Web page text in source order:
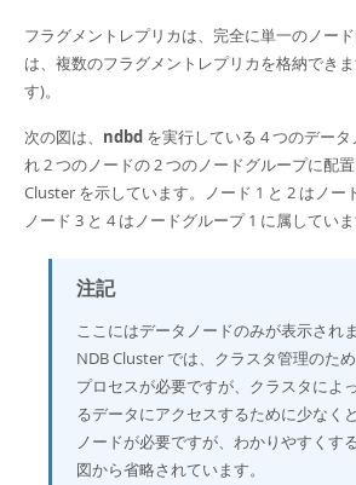
フラグメントレプリカは、完全に単一のノー
は、複数のフラグメントレプリカを格納でき
す)。
次の図は、 ndbd を実行している 4 つのデー
れ 2 つのノードの 2 つのノードグループに配
Cluster を示しています。ノード 1 と 2 はノー
ノード 3 と 4 はノードグループ 1 に属していま
注記
ここにはデータノードのみが表示され
NDB Cluster では、クラスタ管理のた
プロセスが必要ですが、クラスタによ
るデータにアクセスするために少なく
ノードが必要ですが、わかりやすくす
図から省略されています。